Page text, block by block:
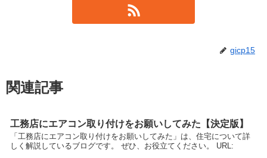
gicp15
関連記事
工務店にエアコン取り付けをお願いしてみた【決定版】
「工務店にエアコン取り付けをお願いしてみた」は、住宅について詳
しく解説しているブログです。 ぜひ、お役立てください。 URL: